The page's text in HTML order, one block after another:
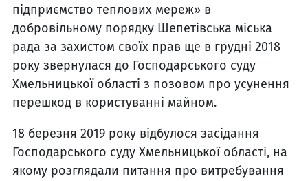
підприємство теплових мереж» в
добровільному порядку Шепетівська міська
рада за захистом своїх прав ще в грудні 2018
року звернулася до Господарського суду
Хмельницької області з позовом про усунення
перешкод в користуванні майном.
18 березня 2019 року відбулося засідання
Господарського суду Хмельницької області, на
якому розглядали питання про витребування